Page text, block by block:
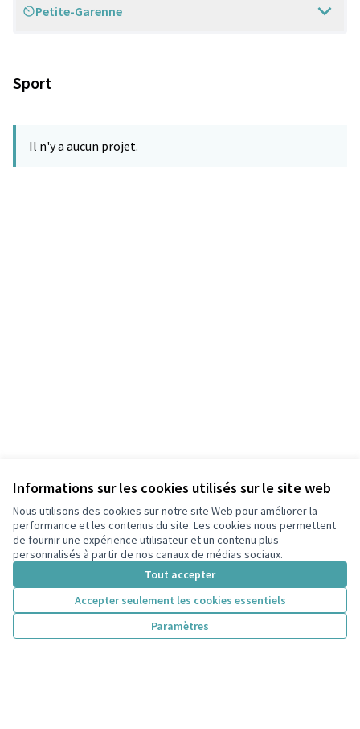
Informations sur les cookies utilisés sur le site web
Nous utilisons des cookies sur notre site Web pour améliorer la
performance et les contenus du site. Les cookies nous permettent
de fournir une expérience utilisateur et un contenu plus
personnalisés à partir de nos canaux de médias sociaux.
Tout accepter
Accepter seulement les cookies essentiels
Paramètres
Scope
Petite-Garenne
Sport
Il n'y a aucun projet.